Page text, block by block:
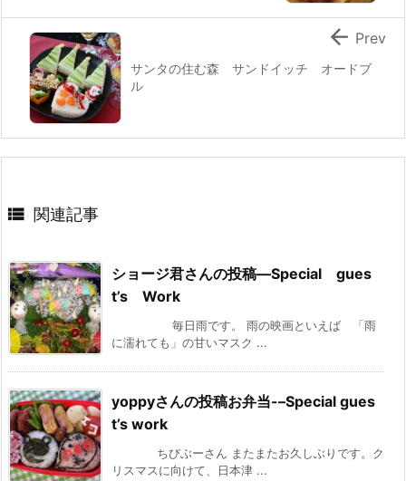
サンタの住む森 サンドイッチ オードブ
ル
 Prev
 関連記事
ショージ君さんの投稿—Special gues
t’s Work
毎日雨です。 雨の映画といえば 「雨
に濡れても」の甘いマスク ...
yoppyさんの投稿お弁当-–Special gues
t’s work
ちびぶーさん またまたお久しぶりです。ク
リスマスに向けて、日本津 ...